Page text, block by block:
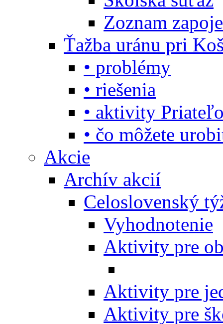
Zoznam
Ťažba uránu pri
• problémy
• riešenia
• aktivity
• čo môžete
Akcie
Archív akcií
Celoslovenský
Vyhodnotenie
Aktivity pre
Aktivity pre
Aktivity pre